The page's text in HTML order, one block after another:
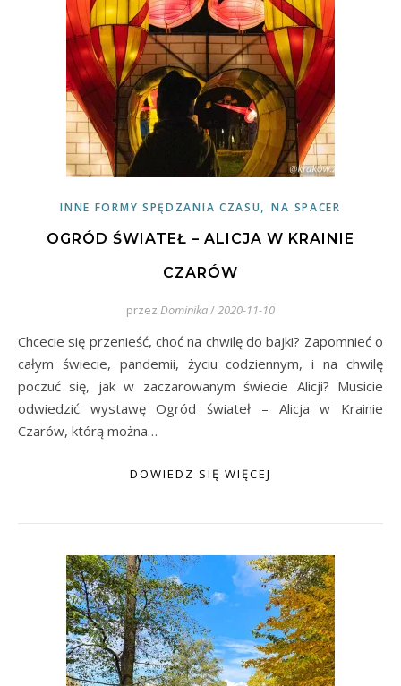
INNE FORMY SPĘDZANIA CZASU,NA SPACER
OGRÓD ŚWIATEŁ – ALICJA W KRAINIE
CZARÓW
przez Dominika/2020-11-10
Chcecie się przenieść, choć na chwilę do bajki? Zapomnieć o
całym świecie, pandemii, życiu codziennym, i na chwilę
poczuć się, jak w zaczarowanym świecie Alicji? Musicie
odwiedzić wystawę Ogród świateł – Alicja w Krainie
Czarów, którą można…
DOWIEDZ SIĘ WIĘCEJ